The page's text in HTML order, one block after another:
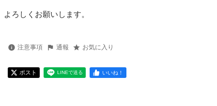
よろしくお願いします。
注意事項 通報 お気に入り
ポスト LINEで送る いいね！